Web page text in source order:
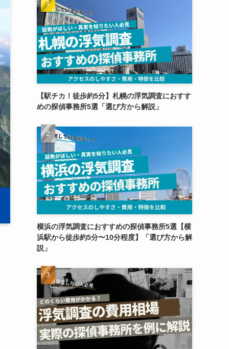
【駅チカ！徒歩約5分】札幌の浮気調査におすす
めの探偵事務所5選「選び方から解説」
横浜の浮気調査におすすめの探偵事務所5選【横
浜駅から徒歩約5分〜10分程度】「選び方から解
説」